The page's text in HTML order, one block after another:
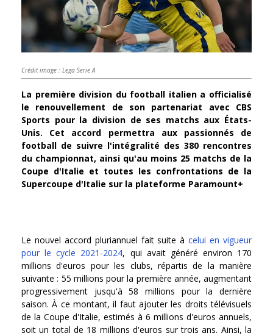
Crédit image : Lega Serie A
La première division du football italien a officialisé
le renouvellement de son partenariat avec CBS
Sports pour la division de ses matchs aux États-
Unis. Cet accord permettra aux passionnés de
football de suivre l'intégralité des 380 rencontres
du championnat, ainsi qu'au moins 25 matchs de la
Coupe d'Italie et toutes les confrontations de la
Supercoupe d'Italie sur la plateforme Paramount+
Le nouvel accord pluriannuel fait suite àcelui en vigueur
pour le cycle 2021-2024, qui avait généré environ 170
millions d'euros pour les clubs, répartis de la manière
suivante : 55 millions pour la première année, augmentant
progressivement jusqu'à 58 millions pour la dernière
saison. À ce montant, il faut ajouter les droits télévisuels
de la Coupe d'Italie, estimés à 6 millions d'euros annuels,
soit un total de 18 millions d'euros sur trois ans. Ainsi, la